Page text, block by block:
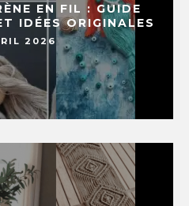
EN FIL : GUIDE
IDÉES ORIGINALES
2026